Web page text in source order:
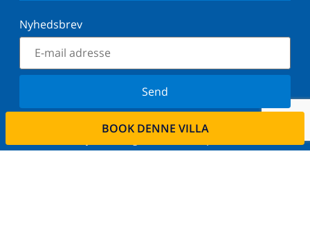
BOOK DENNE VILLA
Nyhedsbrev
Send
Tilmeld dig vores nyhedsbrev og bliv orienteret om
privatliv.